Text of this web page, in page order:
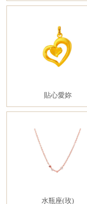
貼心愛妳
水瓶座(玫)